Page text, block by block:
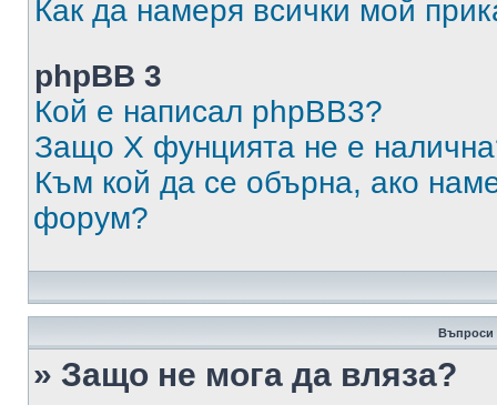
Как да намеря всички мой
phpBB 3
Кой е написал phpBB3?
Защо X фунцията не е
Към кой да се обърна, ако
форум?
Въпроси
» Защо не мога да вляза?